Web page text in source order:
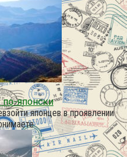
по-японски
японцев в проявлении